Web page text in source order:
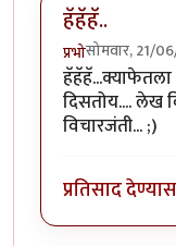
हॅहॅहॅ..
प्रभोसोमवार, 21/
दिसतोय.... लेख
विचारजंती... ;)
प्रतिसाद